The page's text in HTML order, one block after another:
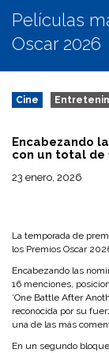
Películas
Oscar 2026
Cine
Encabezando
con un total de
23 enero, 2026
La temporada de
los Premios Oscar
Encabezando las
16 menciones,
‘One Battle After
reconocida por su
una de las más
En un segundo